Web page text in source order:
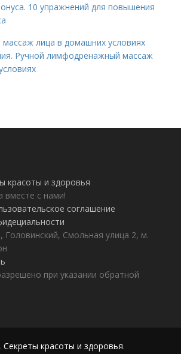
10 упражнений для повышения
лица в домашних условиях
Ручной лимфодренажный массаж
красоты и здоровья
вместе с нами!
соглашение
Головинский, Смольная улица 2, м.
при указании обратной
Секреты красоты и здоровья.